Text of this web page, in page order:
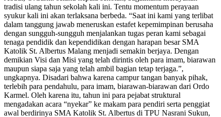
tradisi ulang tahun sekolah kali ini. Tentu momentum perayaan
syukur kali ini akan terlaksana berbeda. “Saat ini kami yang terlibat
dalam tanggung jawab meneruskan estafet kepemimpinan berusaha
dengan sungguh-sungguh menjalankan tugas peran kami sebagai
tenaga pendidik dan kependidikan dengan harapan besar SMA
Katolik St. Albertus Malang menjadi semakin berjaya. Dengan
demikian Visi dan Misi yang telah dirintis oleh para imam, biarawan
maupun siapa saja yang telah ambil bagian tetap terjaga.”,
ungkapnya. Disadari bahwa karena campur tangan banyak pihak,
terlebih para pendahulu, para imam, biarawan-biarawan dari Ordo
Karmel. Oleh karena itu, tahun ini para pejabat struktural
mengadakan acara “nyekar” ke makam para pendiri serta penggiat
awal berdirinya SMA Katolik St. Albertus di TPU Nasrani Sukun,